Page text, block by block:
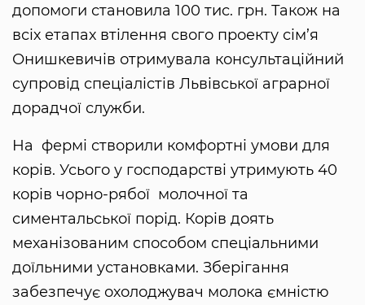
допомоги становила 100 тис. грн. Також на
всіх етапах втілення свого проекту сім’я
Онишкевичів отримувала консультаційний
супровід спеціалістів Львівської аграрної
дорадчої служби.
На фермі створили комфортні умови для
корів. Усього у господарстві утримують 40
корів чорно-рябої молочної та
симентальської порід. Корів доять
механізованим способом спеціальними
доїльними установками. Зберігання
забезпечує охолоджувач молока ємністю